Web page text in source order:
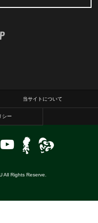
当サイトについて
シー
All Rights Reserve.